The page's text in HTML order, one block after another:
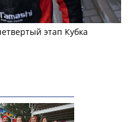
этап Кубка